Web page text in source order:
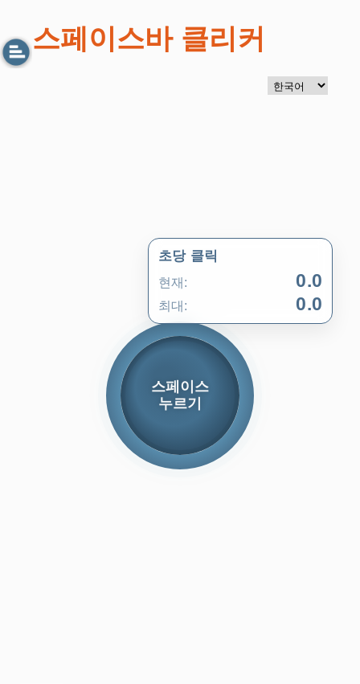
스페이스바 클리커
초당 클릭
현재: 0.0
최대: 0.0